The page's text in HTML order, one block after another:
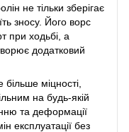
не тільки зберігає
зносу. Його ворс
при ходьбі, а
додатковий
міцності,
на будь-якій
та деформації
експлуатації без